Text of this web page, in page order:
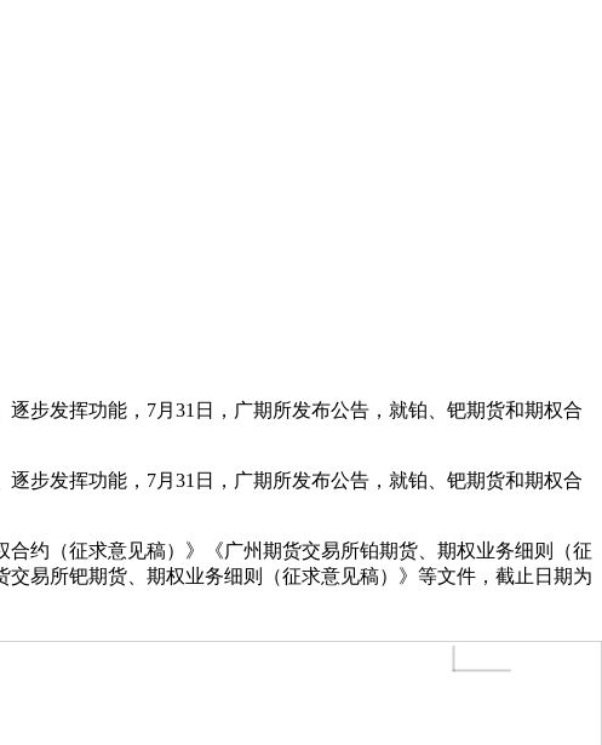
步发挥功能，7月31日，广期所发布公告，就铂、钯期货和期权合
步发挥功能，7月31日，广期所发布公告，就铂、钯期货和期权合
约（征求意见稿）》《广州期货交易所铂期货、期权业务细则（征
易所钯期货、期权业务细则（征求意见稿）》等文件，截止日期为